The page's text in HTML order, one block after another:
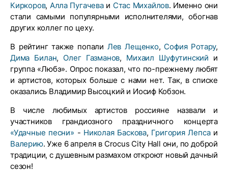
Киркоров, Алла Пугачеваи Стас Михайлов. Именно они
стали самыми популярными исполнителями, обогнав
других коллег по цеху.
В рейтинг также попали Лев Лещенко, София Ротару,
Дима Билан, Олег Газманов, Михаил Шуфутинский и
группа «Любэ». Опрос показал, что по-прежнему любят
и артистов, которых больше с нами нет. Так, в списке
оказались Владимир Высоцкий и Иосиф Кобзон.
В числе любимых артистов россияне назвали и
участников грандиозного праздничного концерта
«Удачные песни» - Николая Баскова, Григория Лепсаи
Валерию. Уже 6 апреля в Crocus City Hall они, по доброй
традиции, с душевным размахом откроют новый дачный
сезон!